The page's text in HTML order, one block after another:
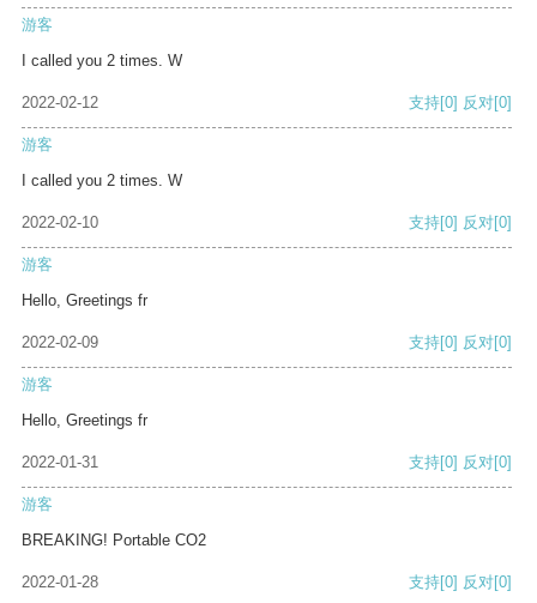
游客
I called you 2 times. W
2022-02-12 支持[0] 反对[0]
游客
I called you 2 times. W
2022-02-10 支持[0] 反对[0]
游客
Hello, Greetings fr
2022-02-09 支持[0] 反对[0]
游客
Hello, Greetings fr
2022-01-31 支持[0] 反对[0]
游客
BREAKING! Portable CO2
2022-01-28 支持[0] 反对[0]